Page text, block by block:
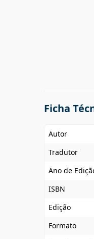
Ficha
Autor
Tradutor
Ano de
ISBN
Edição
Formato